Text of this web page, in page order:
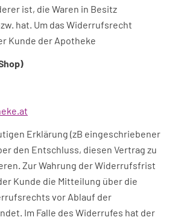
ist, die Waren in Besitz
hat. Um das Widerrufsrecht
Kunde der Apotheke
Erklärung (zB eingeschriebener
den Entschluss, diesen Vertrag zu
Zur Wahrung der Widerrufsfrist
Kunde die Mitteilung über die
vor Ablauf der
Im Falle des Widerrufes hat der